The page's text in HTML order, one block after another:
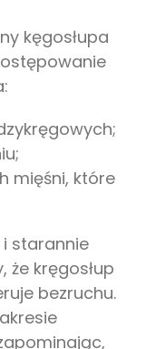
kęgosłupa
mięśni, które
starannie
że kręgosłup
bezruchu.